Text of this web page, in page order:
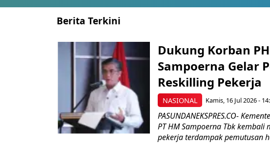
Berita Terkini
NASIONAL
Dukung Korban
Sampoerna Gelar
Reskilling Pekerja
Kamis, 16 Jul 2026 -
PASUNDANEKSPRES.CO-
PT HM Sampoerna Tbk
pekerja terdampak pemutusan